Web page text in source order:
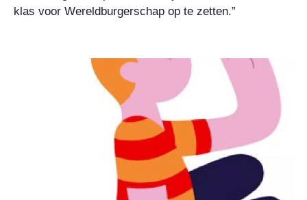
klas voor Wereldburgerschap op te zetten.”